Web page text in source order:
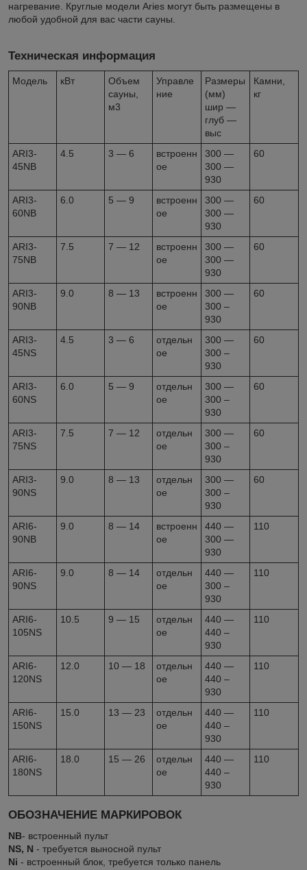
нагревание. Круглые модели Aries могут быть размещены в
любой удобной для вас части сауны.
Техническая информация
Модель кВт
Объем
сауны,
м3
Управле
ние
Размеры
(мм)
шир —
глуб —
выс
Камни,
кг
ARI3-
45NB
4.5 3 — 6
встроенн
ое
300 —
300 —
930
60
ARI3-
60NB
6.0 5 — 9
встроенн
ое
300 —
300 —
930
60
ARI3-
75NB
7.5 7 — 12
встроенн
ое
300 —
300 —
930
60
ARI3-
90NB
9.0 8 — 13
встроенн
ое
300 —
300 –
930
60
ARI3-
45NS
4.5 3 — 6
отдельн
ое
300 —
300 –
930
60
ARI3-
60NS
6.0 5 — 9
отдельн
ое
300 —
300 –
930
60
ARI3-
75NS
7.5 7 — 12
отдельн
ое
300 —
300 –
930
60
ARI3-
90NS
9.0 8 — 13
отдельн
ое
300 —
300 –
930
60
ARI6-
90NB
9.0 8 — 14
встроенн
ое
440 —
300 —
930
110
ARI6-
90NS
9.0 8 — 14
отдельн
ое
440 —
300 –
930
110
ARI6-
105NS
10.5 9 — 15
отдельн
ое
440 —
440 –
930
110
ARI6-
120NS
12.0 10 — 18
отдельн
ое
440 —
440 –
930
110
ARI6-
150NS
15.0 13 — 23
отдельн
ое
440 —
440 –
930
110
ARI6-
180NS
18.0 15 — 26
отдельн
ое
440 —
440 –
930
110
ОБОЗНАЧЕНИЕ МАРКИРОВОК
NB- встроенный пульт
NS, N - требуется выносной пульт
Ni - встроенный блок, требуется только панель